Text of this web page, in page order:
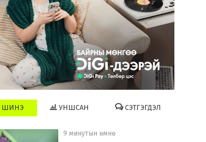
ШИНЭ УНШСАН СЭТГЭГДЭЛ
9 минутын өмнө